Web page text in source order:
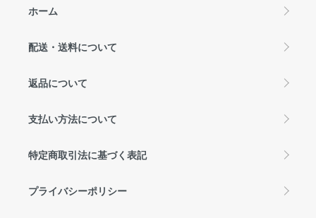
ホーム
配送・送料について
返品について
支払い方法について
特定商取引法に基づく表記
プライバシーポリシー